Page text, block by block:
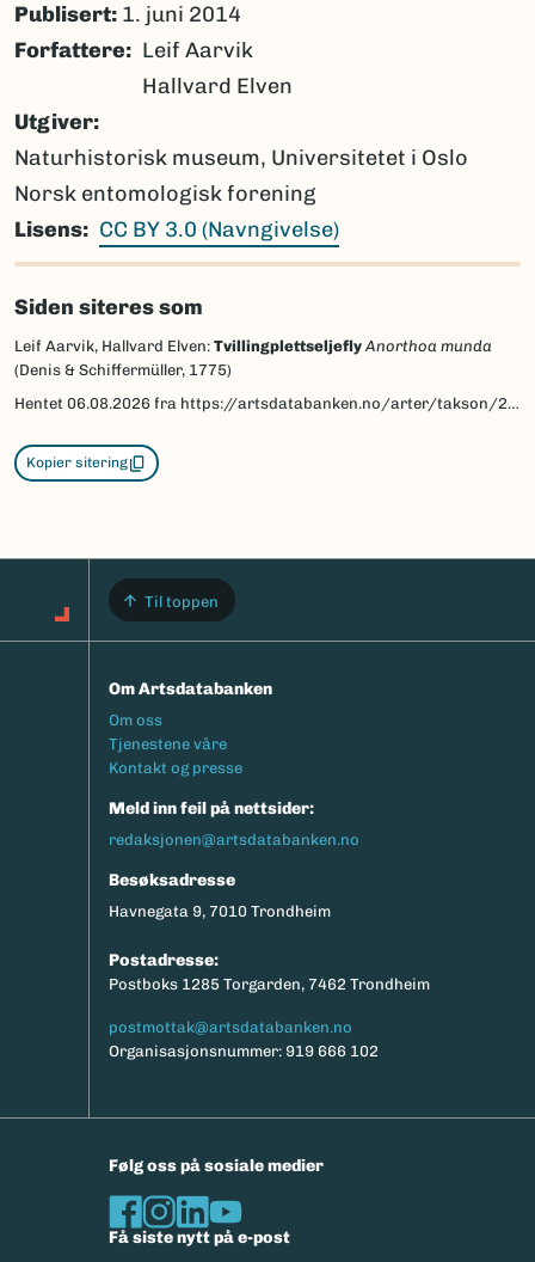
Publisert: 1. juni 2014
Forfattere
Leif Aarvik
Hallvard Elven
Utgiver
Naturhistorisk museum, Universitetet i Oslo
Norsk entomologisk forening
Lisens
CC BY 3.0 (Navngivelse)
Siden siteres som
Leif Aarvik, Hallvard Elven: Tvillingplettseljefly Anorthoa munda
(Denis & Schiffermüller, 1775)
Hentet 06.08.2026 fra https://artsdatabanken.no/arter/takson/226170/beskrivelse
Kopier sitering
Til toppen
Om Artsdatabanken
Footermeny
Om oss
Tjenestene våre
Kontakt og presse
Meld inn feil på nettsider:
redaksjonen@artsdatabanken.no
Besøksadresse
Havnegata 9, 7010 Trondheim
Postadresse:
Postboks 1285 Torgarden, 7462 Trondheim
postmottak@artsdatabanken.no
Organisasjonsnummer: 919 666 102
Følg oss på sosiale medier
Få siste nytt på e-post